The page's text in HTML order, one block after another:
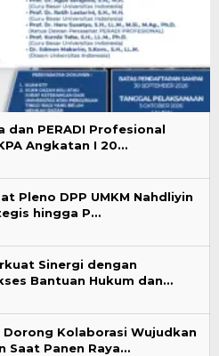
dan PERADI Profesional
Angkatan I 20…
Pleno DPP UMKM Nahdliyin
hingga P…
Sinergi dengan
Bantuan Hukum dan…
Dorong Kolaborasi Wujudkan
Saat Panen Raya…